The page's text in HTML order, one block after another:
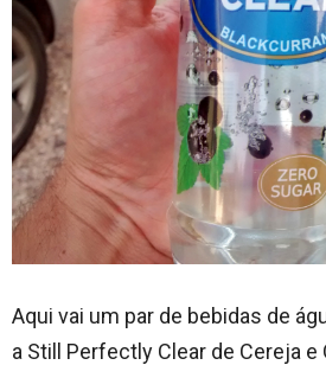
Aqui vai um par de bebidas de
a Still Perfectly Clear de Cereja e